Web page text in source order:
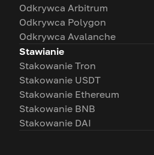
Odkrywca Arbitrum
Odkrywca Polygon
Odkrywca Avalanche
Stawianie
Stakowanie Tron
Stakowanie USDT
Stakowanie Ethereum
Stakowanie BNB
Stakowanie DAI